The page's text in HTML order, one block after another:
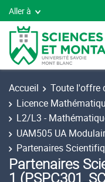
Aller à
Accueil Toute l'offre
Licence
L2/L3 -
UAM505 UA
Partenaires
Partenaires
1